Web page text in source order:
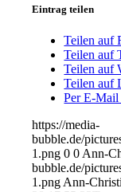
Eintrag teilen
Teilen auf
Teilen auf
Teilen auf
Teilen auf
Per E-Mail
https://media-
bubble.de/
1.png 0 0 Ann-
bubble.de/
1.png Ann-